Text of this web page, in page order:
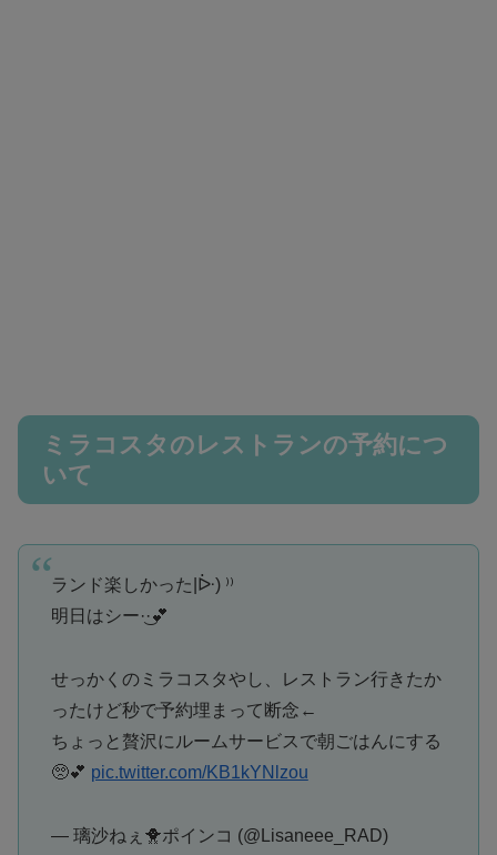
ミラコスタのレストランの予約につ
いて
ランド楽しかった|ᐕ) ⁾⁾
明日はシー·͜·💕
せっかくのミラコスタやし、レストラン行きたか
ったけど秒で予約埋まって断念←
ちょっと贅沢にルームサービスで朝ごはんにする
🥺💕 pic.twitter.com/KB1kYNlzou
— 璃沙ねぇ🐥ポインコ (@Lisaneee_RAD)